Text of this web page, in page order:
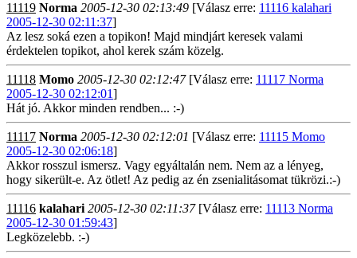
11119 Norma 2005-12-30 02:13:49 [Válasz erre: 11116 kalahari
2005-12-30 02:11:37]
Az lesz soká ezen a topikon! Majd mindjárt keresek valami
érdektelen topikot, ahol kerek szám közelg.
11118 Momo 2005-12-30 02:12:47[Válasz erre: 11117 Norma
2005-12-30 02:12:01]
Hát jó. Akkor minden rendben... :-)
11117 Norma 2005-12-30 02:12:01 [Válasz erre: 11115 Momo
2005-12-30 02:06:18]
Akkor rosszul ismersz. Vagy egyáltalán nem. Nem az a lényeg,
hogy sikerült-e. Az ötlet! Az pedig az én zsenialitásomat tükrözi.:-)
11116 kalahari 2005-12-30 02:11:37[Válasz erre: 11113 Norma
2005-12-30 01:59:43]
Legközelebb. :-)